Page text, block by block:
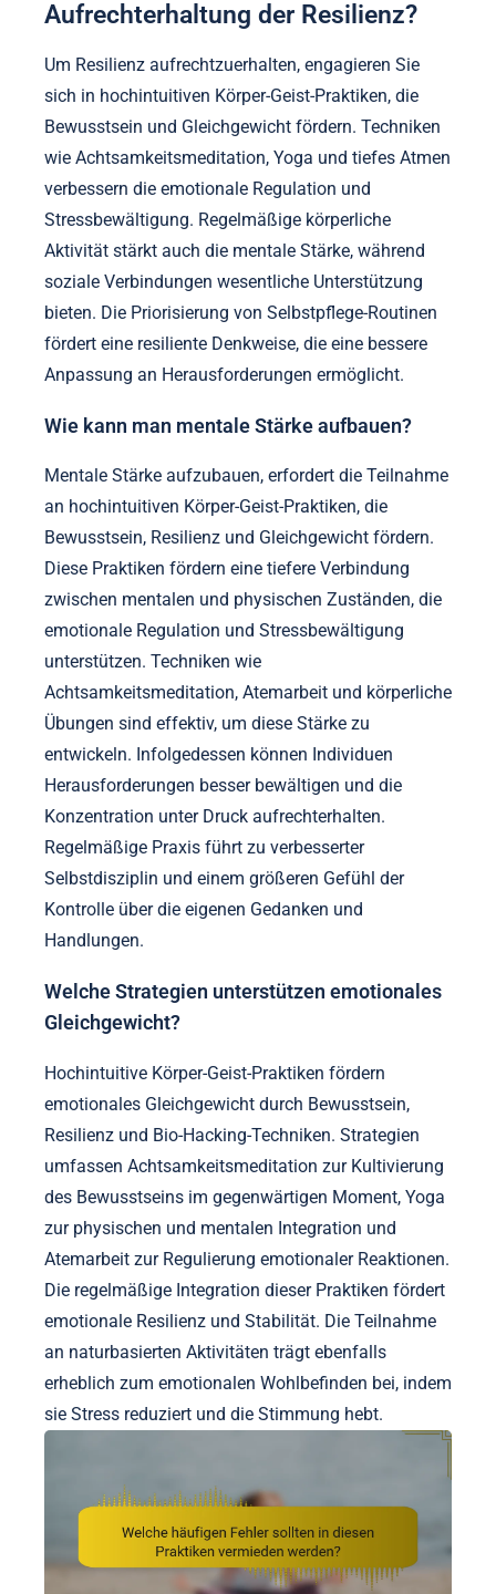
Aufrechterhaltung der Resilienz?
Um Resilienz aufrechtzuerhalten, engagieren Sie
sich in hochintuitiven Körper-Geist-Praktiken, die
Bewusstsein und Gleichgewicht fördern. Techniken
wie Achtsamkeitsmeditation, Yoga und tiefes Atmen
verbessern die emotionale Regulation und
Stressbewältigung. Regelmäßige körperliche
Aktivität stärkt auch die mentale Stärke, während
soziale Verbindungen wesentliche Unterstützung
bieten. Die Priorisierung von Selbstpflege-Routinen
fördert eine resiliente Denkweise, die eine bessere
Anpassung an Herausforderungen ermöglicht.
Wie kann man mentale Stärke aufbauen?
Mentale Stärke aufzubauen, erfordert die Teilnahme
an hochintuitiven Körper-Geist-Praktiken, die
Bewusstsein, Resilienz und Gleichgewicht fördern.
Diese Praktiken fördern eine tiefere Verbindung
zwischen mentalen und physischen Zuständen, die
emotionale Regulation und Stressbewältigung
unterstützen. Techniken wie
Achtsamkeitsmeditation, Atemarbeit und körperliche
Übungen sind effektiv, um diese Stärke zu
entwickeln. Infolgedessen können Individuen
Herausforderungen besser bewältigen und die
Konzentration unter Druck aufrechterhalten.
Regelmäßige Praxis führt zu verbesserter
Selbstdisziplin und einem größeren Gefühl der
Kontrolle über die eigenen Gedanken und
Handlungen.
Welche Strategien unterstützen emotionales
Gleichgewicht?
Hochintuitive Körper-Geist-Praktiken fördern
emotionales Gleichgewicht durch Bewusstsein,
Resilienz und Bio-Hacking-Techniken. Strategien
umfassen Achtsamkeitsmeditation zur Kultivierung
des Bewusstseins im gegenwärtigen Moment, Yoga
zur physischen und mentalen Integration und
Atemarbeit zur Regulierung emotionaler Reaktionen.
Die regelmäßige Integration dieser Praktiken fördert
emotionale Resilienz und Stabilität. Die Teilnahme
an naturbasierten Aktivitäten trägt ebenfalls
erheblich zum emotionalen Wohlbefinden bei, indem
sie Stress reduziert und die Stimmung hebt.